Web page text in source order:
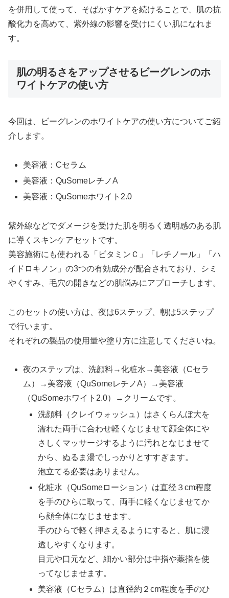
を併用して使って、そばかすケアを続けることで、肌の抗
酸化力を高めて、紫外線の影響を受けにくい肌になれま
す。
肌の明るさをアップさせるビーグレンのホ
ワイトケアの使い方
今回は、ビーグレンのホワイトケアの使い方についてご紹
介します。
美容液：Cセラム
美容液：QuSomeレチノA
美容液：QuSomeホワイト2.0
紫外線などでダメージを受けた肌を明るく透明感のある肌
に導くスキンケアセットです。
美容施術にも使われる「ビタミンＣ」「レチノール」「ハ
イドロキノン」の3つの有効成分が配合されており、シミ
やくすみ、毛穴の開きなどの肌悩みにアプローチします。
このセットの使い方は、夜は6ステップ、朝は5ステップ
で行います。
それぞれの製品の使用量や塗り方に注意してくださいね。
夜のステップは、洗顔料→化粧水→美容液（Cセラ
ム）→美容液（QuSomeレチノA）→美容液
（QuSomeホワイト2.0）→クリームです。
洗顔料（クレイウォッシュ）はさくらんぼ大を
濡れた両手に合わせ軽くなじませて顔全体にや
さしくマッサージするように汚れとなじませて
から、ぬるま湯でしっかりとすすぎます。
泡立てる必要はありません。
化粧水（QuSomeローション）は直径３cm程度
を手のひらに取って、両手に軽くなじませてか
ら顔全体になじませます。
手のひらで軽く押さえるようにすると、肌に浸
透しやすくなります。
目元や口元など、細かい部分は中指や薬指を使
ってなじませます。
美容液（Cセラム）は直径約２cm程度を手のひ